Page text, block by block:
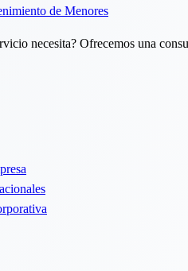
de Menores
necesita? Ofrecemos una